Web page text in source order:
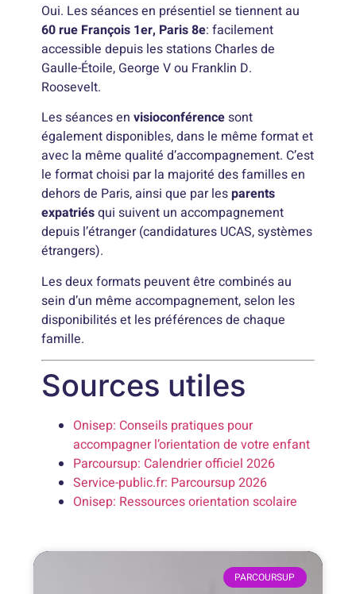
Oui. Les séances en présentiel se tiennent au
60 rue François 1er, Paris 8e: facilement
accessible depuis les stations Charles de
Gaulle-Étoile, George V ou Franklin D.
Roosevelt.
Les séances envisioconférencesont
également disponibles, dans le même format et
avec la même qualité d’accompagnement. C’est
le format choisi par la majorité des familles en
dehors de Paris, ainsi que par lesparents
expatriésqui suivent un accompagnement
depuis l’étranger (candidatures UCAS, systèmes
étrangers).
Les deux formats peuvent être combinés au
sein d’un même accompagnement, selon les
disponibilités et les préférences de chaque
famille.
Sources utiles
Onisep: Conseils pratiques pour
accompagner l’orientation de votre enfant
Parcoursup: Calendrier officiel 2026
Service-public.fr: Parcoursup 2026
Onisep: Ressources orientation scolaire
PARCOURSUP